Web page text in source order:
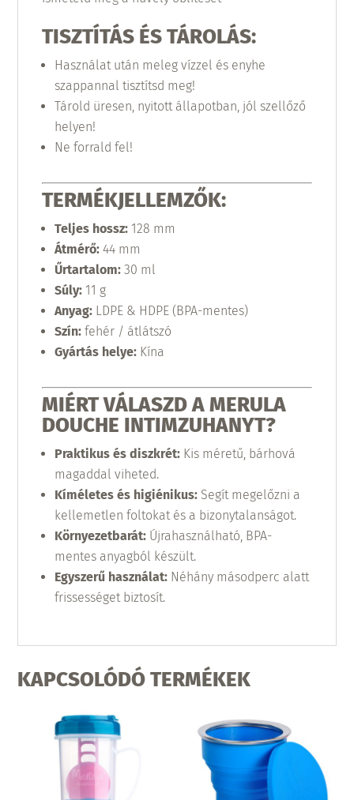
TISZTÍTÁS ÉS TÁROLÁS:
Használat után meleg vízzel és enyhe
szappannal tisztítsd meg!
Tárold üresen, nyitott állapotban, jól szellőző
helyen!
Ne forrald fel!
TERMÉKJELLEMZŐK:
Teljes hossz: 128 mm
Átmérő: 44 mm
Űrtartalom: 30 ml
Súly: 11 g
Anyag: LDPE & HDPE (BPA-mentes)
Szín: fehér / átlátszó
Gyártás helye: Kína
MIÉRT VÁLASZD A MERULA
DOUCHE INTIMZUHANYT?
Praktikus és diszkrét: Kis méretű, bárhová
magaddal viheted.
Kíméletes és higiénikus: Segít megelőzni a
kellemetlen foltokat és a bizonytalanságot.
Környezetbarát: Újrahasználható, BPA-
mentes anyagból készült.
Egyszerű használat: Néhány másodperc alatt
frissességet biztosít.
KAPCSOLÓDÓ TERMÉKEK